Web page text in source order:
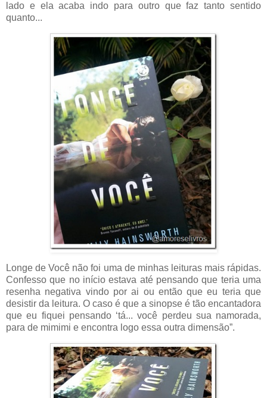
lado e ela acaba indo para outro que faz tanto sentido
quanto...
Longe de Você não foi uma de minhas leituras mais rápidas.
Confesso que no início estava até pensando que teria uma
resenha negativa vindo por ai ou então que eu teria que
desistir da leitura. O caso é que a sinopse é tão encantadora
que eu fiquei pensando ‘tá... você perdeu sua namorada,
para de mimimi e encontra logo essa outra dimensão”.